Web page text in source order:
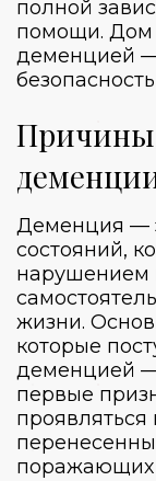
полной
помощи. Дом
деменцией
Причины
Деменция —
состояний,
нарушением
жизни.
которые
деменцией
первые
поражающих